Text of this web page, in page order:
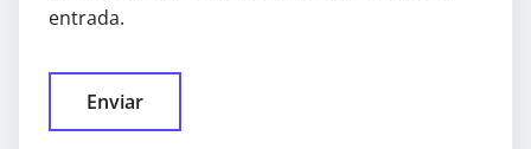
entrada.